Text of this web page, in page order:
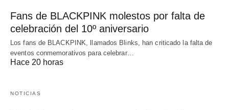
Fans de BLACKPINK molestos por falta de
celebración del 10º aniversario
Los fans de BLACKPINK, llamados Blinks, han criticado la falta de
eventos conmemorativos para celebrar…
Hace 20 horas
NOTICIAS